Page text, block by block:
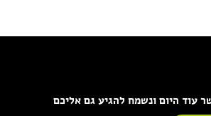
עוד היום ונשמח להגיע גם אליכם